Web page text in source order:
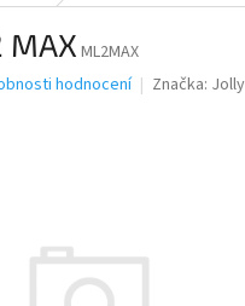
MAX ML2MAX
hodnocení Značka: Jolly